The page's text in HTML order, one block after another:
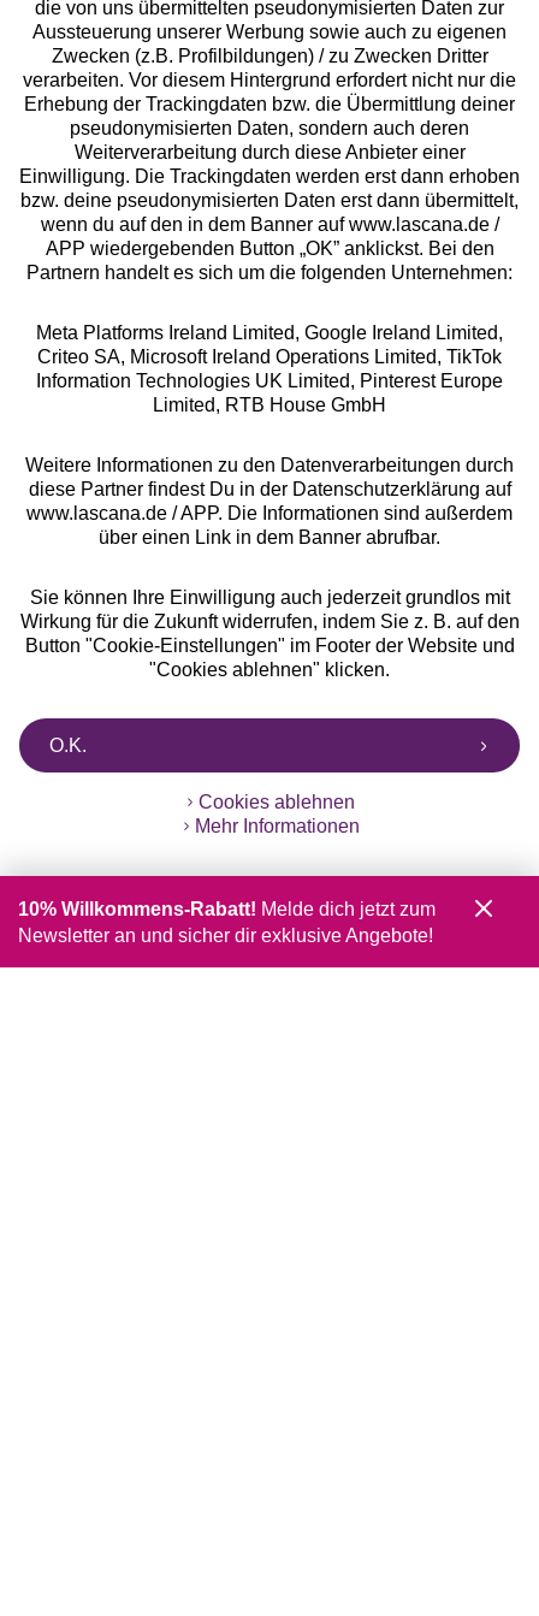
Services
Beratung
Über uns
Rechtliches
Alle Preise inkl. MwSt., zzgl.
Versandkosten
** Bonität vorausgesetzt, berechtigt zur Bonitätsprüfung
die von uns übermittelten pseudonymisierten Daten zur
Aussteuerung unserer Werbung sowie auch zu eigenen
Zwecken (z.B. Profilbildungen) / zu Zwecken Dritter
verarbeiten. Vor diesem Hintergrund erfordert nicht nur die
Erhebung der Trackingdaten bzw. die Übermittlung deiner
pseudonymisierten Daten, sondern auch deren
Weiterverarbeitung durch diese Anbieter einer
Einwilligung. Die Trackingdaten werden erst dann erhoben
bzw. deine pseudonymisierten Daten erst dann übermittelt,
wenn du auf den in dem Banner auf www.lascana.de /
APP wiedergebenden Button „OK” anklickst. Bei den
Partnern handelt es sich um die folgenden Unternehmen:
Meta Platforms Ireland Limited, Google Ireland Limited,
Criteo SA, Microsoft Ireland Operations Limited, TikTok
Information Technologies UK Limited, Pinterest Europe
Limited, RTB House GmbH
Weitere Informationen zu den Datenverarbeitungen durch
diese Partner findest Du in der Datenschutzerklärung auf
www.lascana.de / APP. Die Informationen sind außerdem
über einen Link in dem Banner abrufbar.
Sie können Ihre Einwilligung auch jederzeit grundlos mit
Wirkung für die Zukunft widerrufen, indem Sie z. B. auf den
Button "Cookie-Einstellungen" im Footer der Website und
"Cookies ablehnen" klicken.
O.K.
Cookies ablehnen
Mehr Informationen
10% Willkommens-Rabatt! Melde dich jetzt zum
Newsletter an und sicher dir exklusive Angebote!